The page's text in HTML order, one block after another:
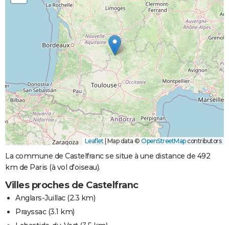
Leaflet Map data © OpenStreetMapcontributors
La commune de Castelfranc se situe à une distance de 492
km de Paris (à vol d'oiseau).
Villes proches de Castelfranc
Anglars-Juillac(2.3 km)
Prayssac(3.1 km)